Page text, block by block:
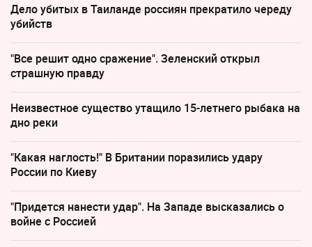
Дело убитых в Таиланде россиян прекратило череду
убийств
"Все решит одно сражение". Зеленский открыл
страшную правду
Неизвестное существо утащило 15-летнего рыбака на
дно реки
"Какая наглость!" В Британии поразились удару
России по Киеву
"Придется нанести удар". На Западе высказались о
войне с Россией